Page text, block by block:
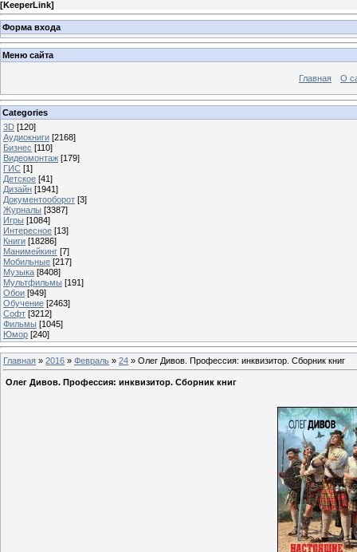
[KeeperLink]
Форма входа
Меню сайта
Главная О
Categories
3D [120]
Аудиокниги [2168]
Бизнес [110]
Видеомонтаж [179]
ГИС [1]
Детское [41]
Дизайн [1941]
Документооборот [3]
Журналы [3387]
Игры [1084]
Интересное [13]
Книги [18286]
Манимейкинг [7]
Мобильные [217]
Музыка [8408]
Мультфильмы [191]
Обои [949]
Обучение [2463]
Софт [3212]
Фильмы [1045]
Юмор [240]
Главная » 2016 » Февраль » 24 » Олег Дивов. Профессия: инквизитор. Сборник книг
Олег Дивов. Профессия: инквизитор. Сборник книг